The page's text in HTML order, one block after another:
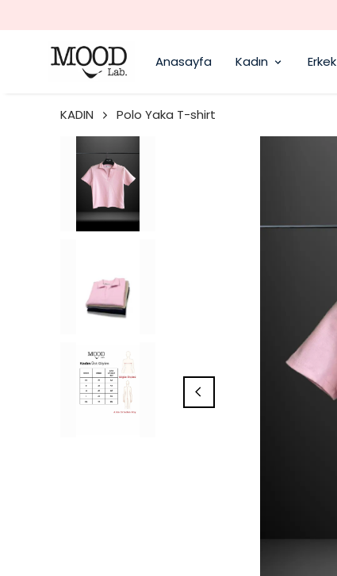
Anasayfa Kadın Erkek
KADIN Polo Yaka T-shirt